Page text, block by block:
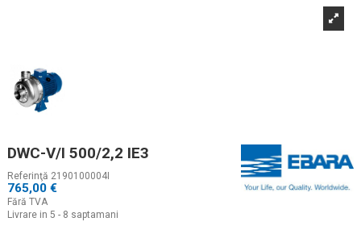
DWC-V/I 500/2,2 IE3
Referinţă 2190100004I
765,00 €
Fără TVA
Livrare in 5 - 8 saptamani